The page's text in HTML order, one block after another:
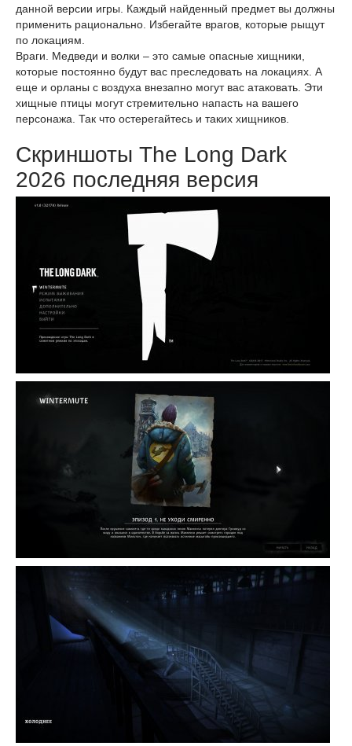
данной версии игры. Каждый найденный предмет вы должны
применить рационально. Избегайте врагов, которые рыщут
по локациям.
Враги. Медведи и волки – это самые опасные хищники,
которые постоянно будут вас преследовать на локациях. А
еще и орланы с воздуха внезапно могут вас атаковать. Эти
хищные птицы могут стремительно напасть на вашего
персонажа. Так что остерегайтесь и таких хищников.
Скриншоты The Long Dark
2026 последняя версия